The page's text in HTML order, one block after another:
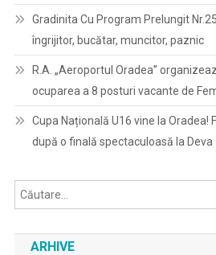
Gradinita Cu Program Prelungit
îngrijitor, bucătar, muncitor, paznic
R.A. „Aeroportul Oradea”
ocuparea a 8 posturi vacante de
Cupa Națională U16 vine la Oradea!
după o finală spectaculoasă la Deva
ARHIVE